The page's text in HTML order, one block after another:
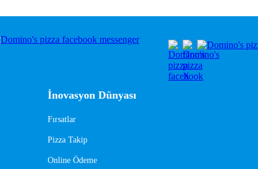
İnovasyon Dünyası
Fırsatlar
Pizza Takip
Online Ödeme